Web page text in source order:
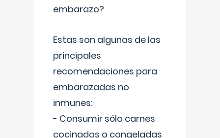
embarazo?
Estas son algunas de las
principales
recomendaciones para
embarazadas no
inmunes:
- Consumir sólo carnes
cocinadas o congeladas